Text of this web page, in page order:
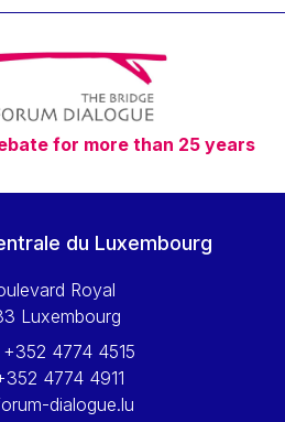
da Silva Caldeira
for more than 25 years
du Luxembourg
Royal
Luxembourg
+352 4774 4515
4774 4911
dialogue.lu